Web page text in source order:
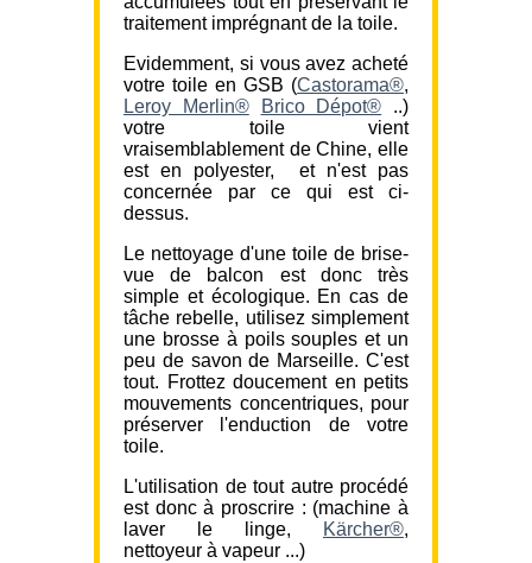
traitement imprégnant de la toile.
Evidemment, si vous avez acheté
votre toile en GSB (Castorama®,
Leroy Merlin®
Brico Dépot® ..)
votre toile vient
vraisemblablement de Chine, elle
est en polyester, et n'est pas
concernée par ce qui est ci-
dessus.
Le nettoyage d'une toile de brise-
vue de balcon est donc très
simple et écologique. En cas de
tâche rebelle, utilisez simplement
une brosse à poils souples et un
peu de savon de Marseille. C'est
tout. Frottez doucement en petits
mouvements concentriques, pour
préserver l'enduction de votre
toile.
L'utilisation de tout autre procédé
est donc à proscrire : (machine à
laver le linge,
Kärcher®,
nettoyeur à vapeur ...)